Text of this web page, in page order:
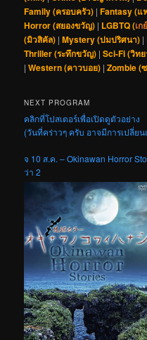
Family (ครอบครัว) |Fantasy (แ
Horror (สยองขวัญ) | LGBTQ (เก
(มิวสิคัล) |Mystery (ปมปริศนา) |
Thriller (ระทึกขวัญ) |Sci-Fi (วิท
|Western (คาวบอย) |Zombie (
NEXT PROGRAM
คลิกที่โปสเตอร์เพื่อเปิดดูตัวอย่าง
(วันที่คร่าวๆ ครับ อาจมีการเปลี่ย
จ 10 ส.ค. – Okinawan Horror
ว่า 2